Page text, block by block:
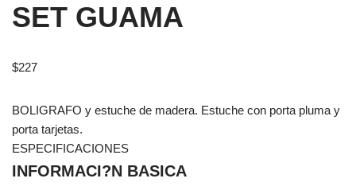
SET GUAMA
$227
BOLIGRAFO y estuche de madera. Estuche con porta pluma y
porta tarjetas.
ESPECIFICACIONES
INFORMACI?N BASICA